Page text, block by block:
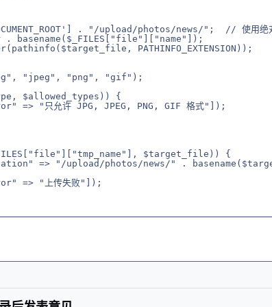
. "/upload/photos/news/";  // 使用绝对
PATHINFO_EXTENSION));
"jpeg", "png", "gif");
$allowed_types)) {
=> "只允许 JPG, JPEG, PNG, GIF 格式"]);
$target_file)) {
=> "/upload/photos/news/" .
=> "上传失败"]);